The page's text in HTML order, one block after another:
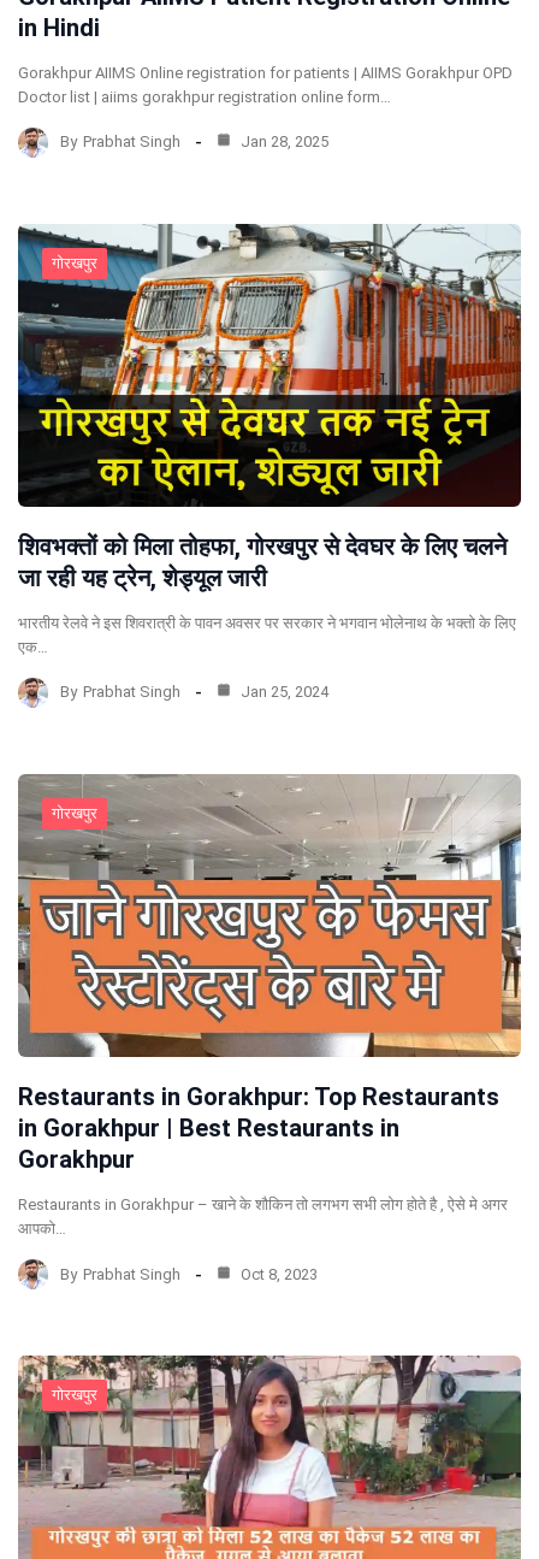
in Hindi
Gorakhpur AIIMS Online registration for patients | AIIMS Gorakhpur OPD
Doctor list | aiims gorakhpur registration online form…
By Prabhat Singh Jan 28, 2025
गोरखपुर
शिवभक्तों को मिला तोहफा, गोरखपुर से देवघर के लिए चलने
जा रही यह ट्रेन, शेड्यूल जारी
भारतीय रेलवे ने इस शिवरात्री के पावन अवसर पर सरकार ने भगवान भोलेनाथ के भक्तो के लिए
एक…
By Prabhat Singh Jan 25, 2024
गोरखपुर
Restaurants in Gorakhpur: Top Restaurants
in Gorakhpur | Best Restaurants in
Gorakhpur
Restaurants in Gorakhpur – खाने के शौकिन तो लगभग सभी लोग होते है , ऐसे मे अगर
आपको…
By Prabhat Singh Oct 8, 2023
गोरखपुर